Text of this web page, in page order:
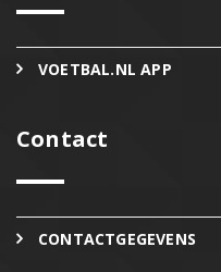
VOETBAL.NL APP
Contact
CONTACTGEGEVENS